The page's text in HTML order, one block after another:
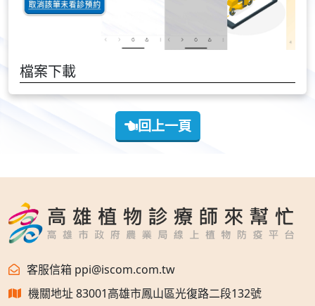
檔案下載
回上一頁
客服信箱 ppi@iscom.com.tw
機關地址 83001高雄市鳳山區光復路二段132號